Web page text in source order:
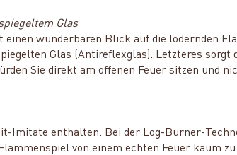
Glas
wunderbaren Blick auf die lodernden
Glas (Antireflexglas). Letzteres sorgt
Sie direkt am offenen Feuer sitzen und
Imitate enthalten. Bei der Log-Burner-
von einem echten Feuer kaum